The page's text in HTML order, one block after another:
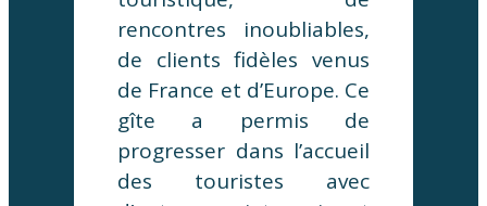
rencontres inoubliables,
de clients fidèles venus
de France et d’Europe. Ce
gîte a permis de
progresser dans l’accueil
des touristes avec